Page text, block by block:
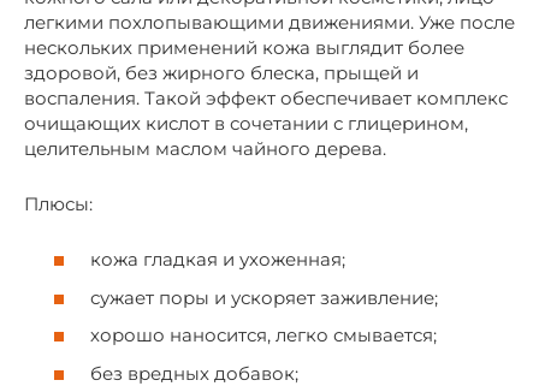
легкими похлопывающими движениями. Уже после
нескольких применений кожа выглядит более
здоровой, без жирного блеска, прыщей и
воспаления. Такой эффект обеспечивает комплекс
очищающих кислот в сочетании с глицерином,
целительным маслом чайного дерева.
Плюсы:
кожа гладкая и ухоженная;
сужает поры и ускоряет заживление;
хорошо наносится, легко смывается;
без вредных добавок;